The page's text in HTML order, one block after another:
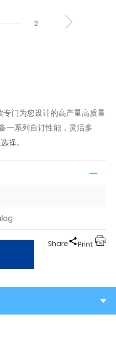
2
门为您设计的高产量高质量
一系列自订性能，灵活多
择。
Share Print